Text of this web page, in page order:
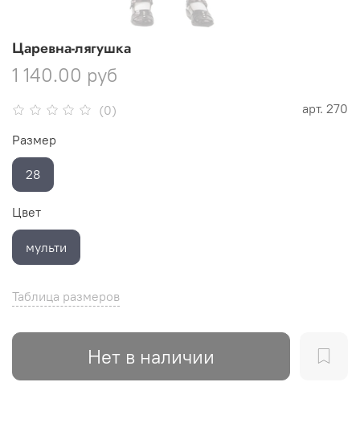
(0) арт. 270
Царевна-лягушка
1 140.00 руб
Таблица размеров
Нет в наличии
Размер
28
Цвет
мульти